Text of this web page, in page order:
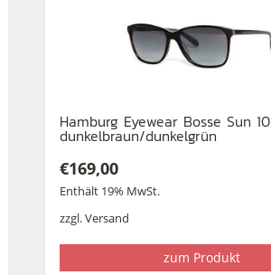
Hamburg Eyewear Bosse Sun 10
dunkelbraun/dunkelgrün
€169,00
Enthält 19% MwSt.
zzgl.Versand
zum Produkt